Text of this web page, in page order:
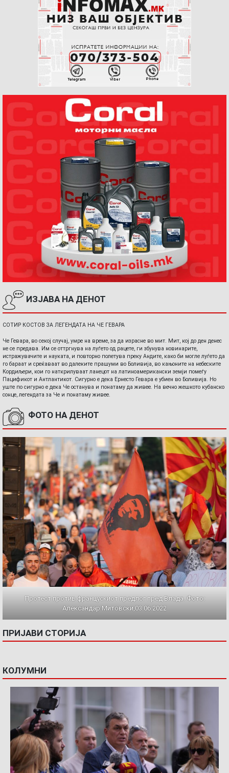
ИЗЈАВА НА ДЕНОТ
СОТИР КОСТОВ ЗА ЛЕГЕНДАТА НА ЧЕ ГЕВАРА
Че Гевара, во секој случај, умре на време, за да израсне во мит. Мит, кој до ден денес
не се предава. Им се оттргнува на луѓето од рацете, ги збунува новинарите,
истражувачите и науката, и повторно полетува преку Андите, како би могле луѓето да
го бараат и среќаваат во далеките прашуми во Боливија, во кањоните на небеските
Кордиљери, кои го наткрилуваат ланецот на латиноамерикански земји помеѓу
Пацификот и Антлантикот. Сигурно е дека Ернесто Гевара е убиен во Боливија. Но
уште по сигурно е дека Че останува и понатаму да живее. На вечно жешкото кубанско
сонце, легендата за Че и понатаму живее.
ФОТО НА ДЕНОТ
Протест против францускиот предлог пред Влада. Фото:
Александар Митовски,03.06.2022
ПРИЈАВИ СТОРИЈА
КОЛУМНИ